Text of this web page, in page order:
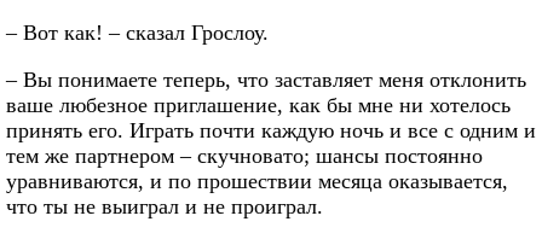
– Вот как! – сказал Грослоу.
– Вы понимаете теперь, что заставляет меня отклонить
ваше любезное приглашение, как бы мне ни хотелось
принять его. Играть почти каждую ночь и все с одним и
тем же партнером – скучновато; шансы постоянно
уравниваются, и по прошествии месяца оказывается,
что ты не выиграл и не проиграл.